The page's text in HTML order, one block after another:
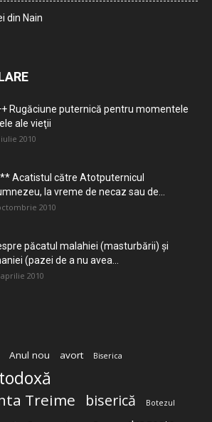
din Nain
Rugăciune puternică pentru momentele
ale vieţii
2010
Acatistul către Atotputernicul
la vreme de necaz sau de...
2010
păcatul malahiei (masturbării) şi
(pazei de a nu avea...
aprilie 2010
Anul nou avort Biserica
Treime biserică Botezul